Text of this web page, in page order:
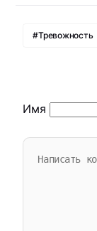
#Тревожность
Имя